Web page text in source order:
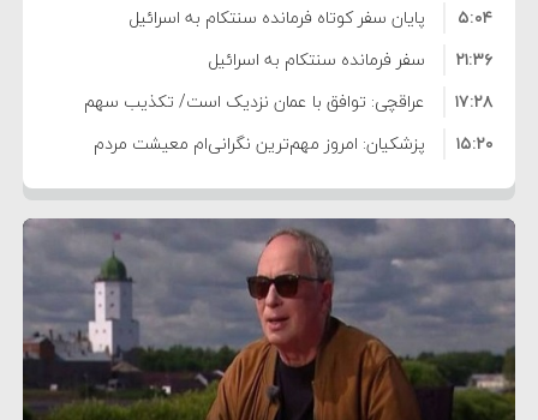
است/ کالا برگ قطعا افزایش می‌یابد
پایان سفر کوتاه فرمانده سنتکام به اسرائیل
۵:۰۴
سفر فرمانده سنتکام به اسرائیل
۲۱:۳۶
عراقچی: توافق با عمان نزدیک است/ تکذیب سهم
۱۱ درصدی ایران از خزر
۱۷:۲۸
پزشکیان: امروز مهم‌ترین نگرانی‌ام معیشت مردم
است
۱۵:۲۰
ترامپ: مذاکرات با تهران خوب پیش می‌رود
۸:۳۶
بازداشت سفیر پیشین فلسطین در لبنان به اتهام
فساد و اختلاس اموال
۱۰:۳۳
حادثه دریایی در نزدیکی سواحل عمان
۵:۱۷
معاون دفتر پزشکیان: ادعای استعفای رئیس‌جمهور
واهی و کذب محض است
۴:۴۱
زمان و تاریخ مذاکرات آمریکا و ایران هنوز نهایی
نشده است
۲۰:۳۹
وزیر جنگ آمریکا: ماشین جنگی ما آماده حمله
۶:۵۰